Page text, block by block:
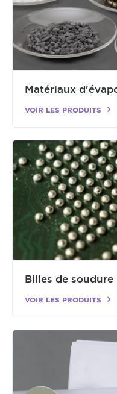
Matériaux
VOIR LES PRODUITS
Billes de soudure
VOIR LES PRODUITS